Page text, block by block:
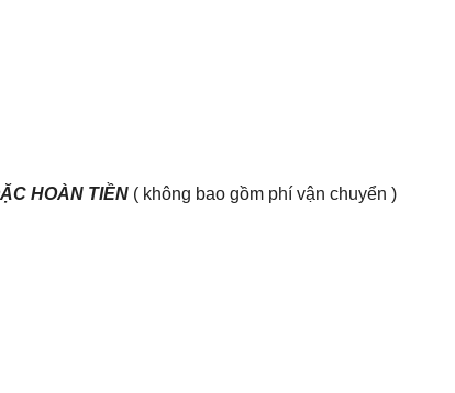
HOÀN TIỀN ( không bao gồm phí vận chuyển )